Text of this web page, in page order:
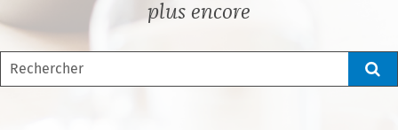
plus encore